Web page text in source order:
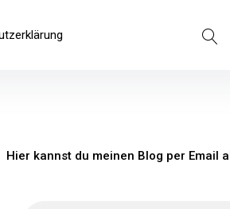
Hier kannst du meinen Blog per Email